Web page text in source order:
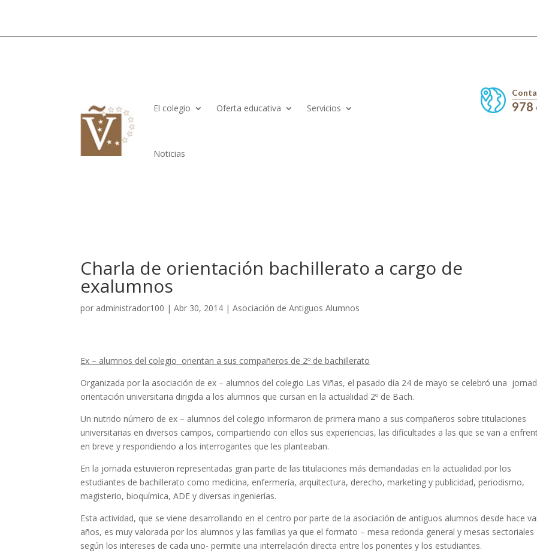
El colegio Oferta educativa Servicios
Noticias
Charla de orientación bachillerato a cargo de
exalumnos
por administrador100 |Abr 30, 2014 |Asociación de Antiguos Alumnos
Ex – alumnos del colegio orientan a sus compañeros de 2º de bachillerato
Organizada por la asociación de ex – alumnos del colegio Las Viñas, el pasado día 24 de mayo se celebró una
orientación universitaria dirigida a los alumnos que cursan en la actualidad 2º de Bach.
Un nutrido número de ex – alumnos del colegio informaron de primera mano a sus compañeros sobre titulaciones
universitarias en diversos campos, compartiendo con ellos sus experiencias, las dificultades a las que se van a
en breve y respondiendo a los interrogantes que les planteaban.
En la jornada estuvieron representadas gran parte de las titulaciones más demandadas en la actualidad por los
estudiantes de bachillerato como medicina, enfermería, arquitectura, derecho, marketing y publicidad, periodismo,
magisterio, bioquímica, ADE y diversas ingenierías.
Esta actividad, que se viene desarrollando en el centro por parte de la asociación de antiguos alumnos desde hace
años, es muy valorada por los alumnos y las familias ya que el formato – mesa redonda general y mesas sectoriales
según los intereses de cada uno- permite una interrelación directa entre los ponentes y los estudiantes.